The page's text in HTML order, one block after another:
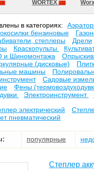
WORTEX
в категориях:
бензиновые
степлеры Дрели
Краскопульты
и Шиномонтажа
(дисковые)
машины
Садовые
Фены
Электроинструмент
электрический
пневматический
популярные
Степлер